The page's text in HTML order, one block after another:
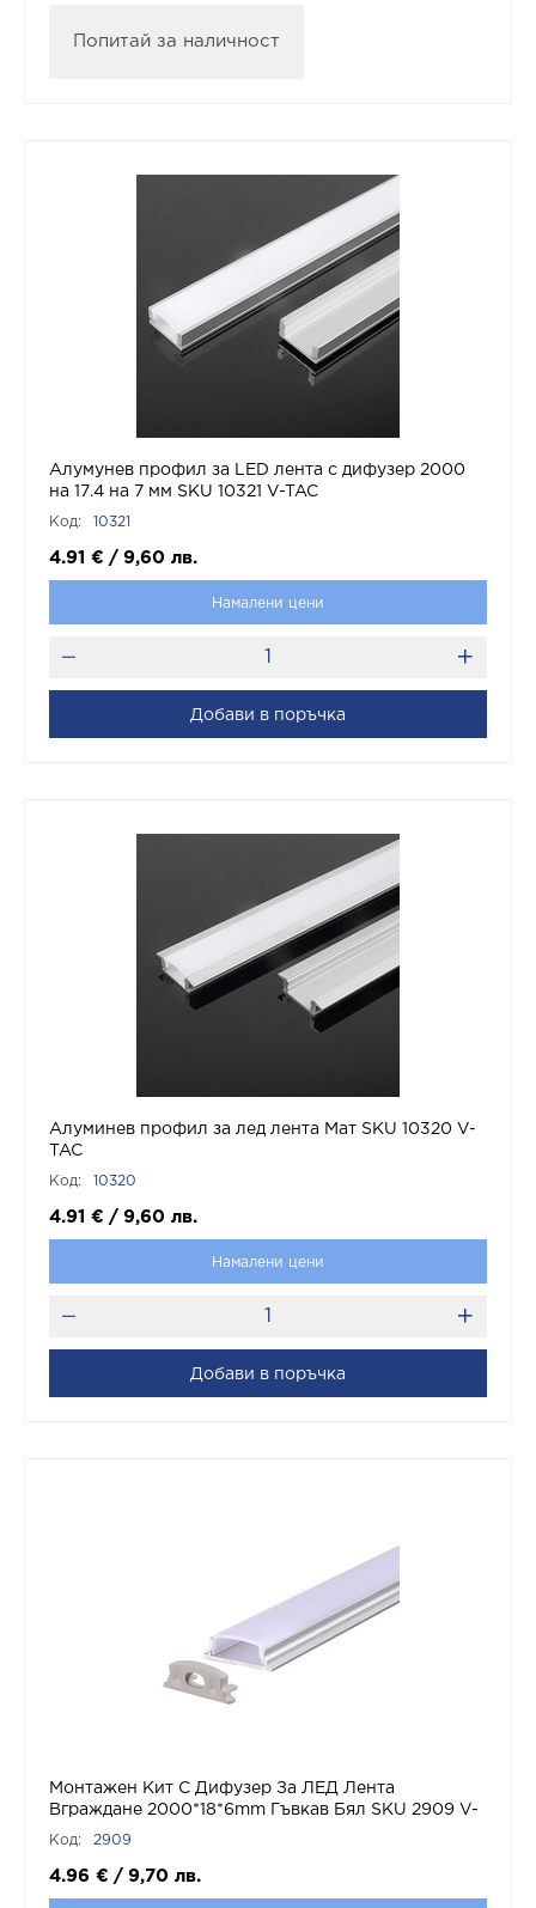
Попитай за наличност
Алумунев профил за LED лента с дифузер 2000
на 17.4 на 7 мм SKU 10321 V-TAC
Код: 10321
4.91 € / 9,60 лв.
Намалени цени
Добави в поръчка
Алуминев профил за лед лента Мат SKU 10320 V-
TAC
Код: 10320
4.91 € / 9,60 лв.
Намалени цени
Добави в поръчка
Монтажен Кит С Дифузер За ЛЕД Лента
Вграждане 2000*18*6mm Гъвкав Бял SKU 2909 V-
TAC
Код: 2909
4.96 € / 9,70 лв.